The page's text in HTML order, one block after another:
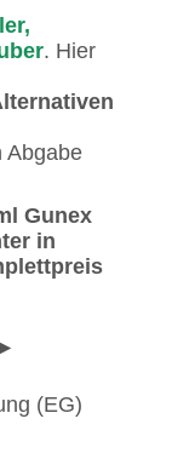
. Hier
Abgabe
Gunex
in
(EG)